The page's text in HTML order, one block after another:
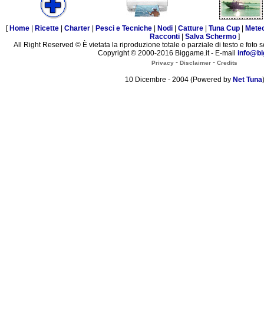
[ Home Ricette Charter Pesci e Tecniche Nodi Catture Tuna Cup
Racconti| Salva Schermo]
All Right Reserved © È vietata la riproduzione totale o parziale di testo e foto
Copyright © 2000-2016 Biggame.it - E-mail
Privacy - Disclaimer - Credits
10 Dicembre - 2004 (Powered by Net Tuna)